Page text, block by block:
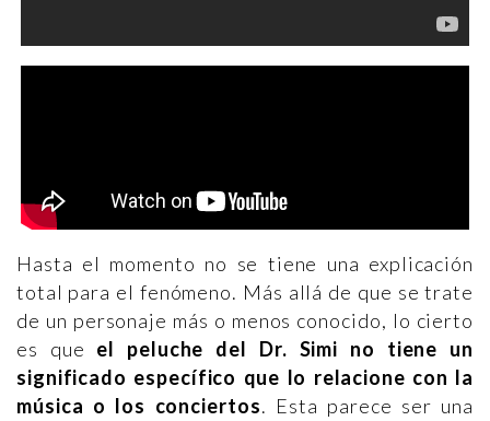
Hasta el momento no se tiene una explicación
total para el fenómeno. Más allá de que se trate
de un personaje más o menos conocido, lo cierto
es que el peluche del Dr. Simi no tiene un
significado específico que lo relacione con la
música o los conciertos. Esta parece ser una